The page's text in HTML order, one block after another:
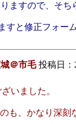
ますので、そち
と修正フォー
＠市毛 投稿日：
いました。
も、かなり深